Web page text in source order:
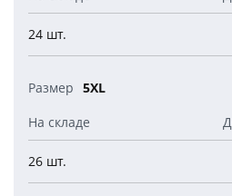
Стикеры
Наборы для творчества
Бутылки детские
Детские наборы и
Мерч Союзмультфильм
Вязанная одежда
Новогодняя упаковка
24 шт.
5XL
26 шт.